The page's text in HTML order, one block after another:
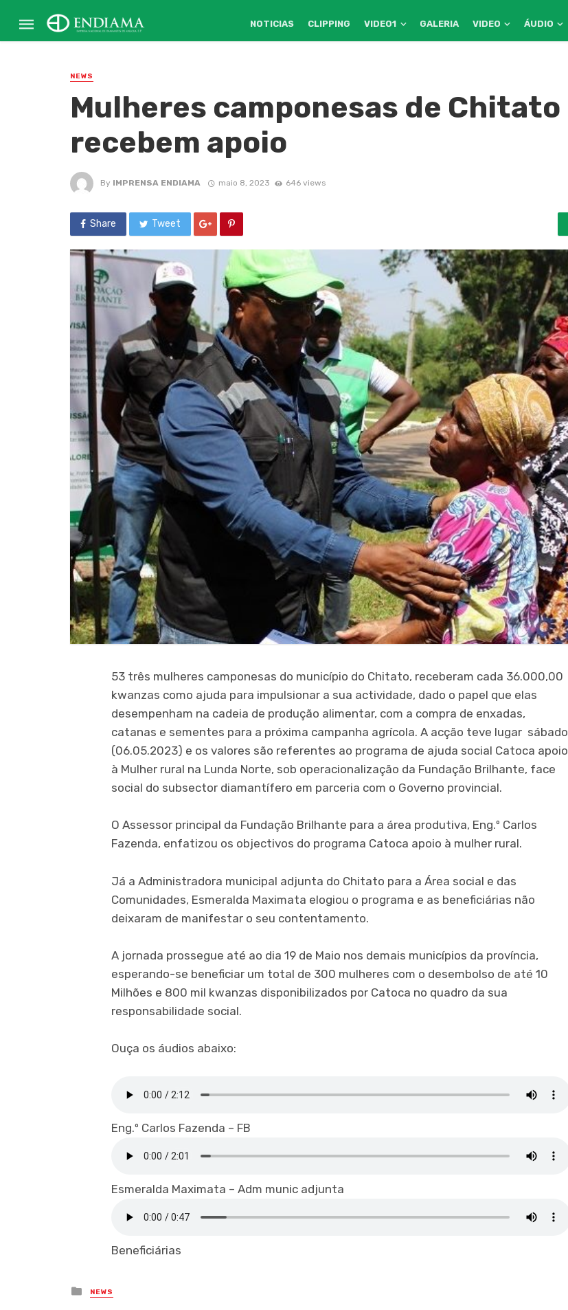
NOTICIAS CLIPPING VIDEO1 GALERIA VIDEO ÁUDIO
NEWS
Mulheres camponesas de Chitato
recebem apoio
By IMPRENSA ENDIAMA maio 8, 2023 646 views
Share Tweet
53 três mulheres camponesas do município do Chitato, receberam cada 36.000,00
kwanzas como ajuda para impulsionar a sua actividade, dado o papel que elas
desempenham na cadeia de produção alimentar, com a compra de enxadas,
catanas e sementes para a próxima campanha agrícola. A acção teve lugar sábado
(06.05.2023) e os valores são referentes ao programa de ajuda social Catoca apoio
à Mulher rural na Lunda Norte, sob operacionalização da Fundação Brilhante, face
social do subsector diamantífero em parceria com o Governo provincial.
O Assessor principal da Fundação Brilhante para a área produtiva, Eng.º Carlos
Fazenda, enfatizou os objectivos do programa Catoca apoio à mulher rural.
Já a Administradora municipal adjunta do Chitato para a Área social e das
Comunidades, Esmeralda Maximata elogiou o programa e as beneficiárias não
deixaram de manifestar o seu contentamento.
A jornada prossegue até ao dia 19 de Maio nos demais municípios da província,
esperando-se beneficiar um total de 300 mulheres com o desembolso de até 10
Milhões e 800 mil kwanzas disponibilizados por Catoca no quadro da sua
responsabilidade social.
Ouça os áudios abaixo:
Eng.º Carlos Fazenda – FB
Esmeralda Maximata – Adm munic adjunta
Beneficiárias
Posted
in
NEWS